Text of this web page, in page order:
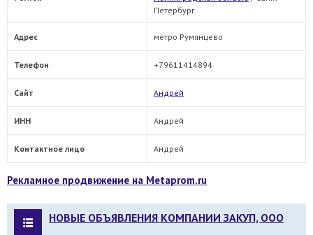
Петербург
Адрес метро Румянцево
Телефон +79611414894
Сайт Андрей
ИНН Андрей
Контактное лицо Андрей
Рекламное продвижение на Metaprom.ru
НОВЫЕ ОБЪЯВЛЕНИЯ КОМПАНИИ ЗАКУП, ООО